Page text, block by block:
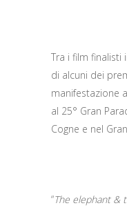
Tra i film finalisti
di alcuni dei
manifestazione
al 25° Gran
Cogne e nel
“The elephant &